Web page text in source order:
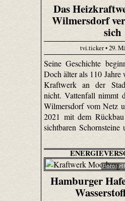
Das
Wilmersdorf
sich
tvi.ticker • 29.
Seine Geschichte
Doch älter als 110 Jahre
Kraftwerk an der
nicht. Vattenfall nimmt
Wilmersdorf vom Netz
2021 mit dem
sichtbaren Schornsteine
Foto:
Hamburger